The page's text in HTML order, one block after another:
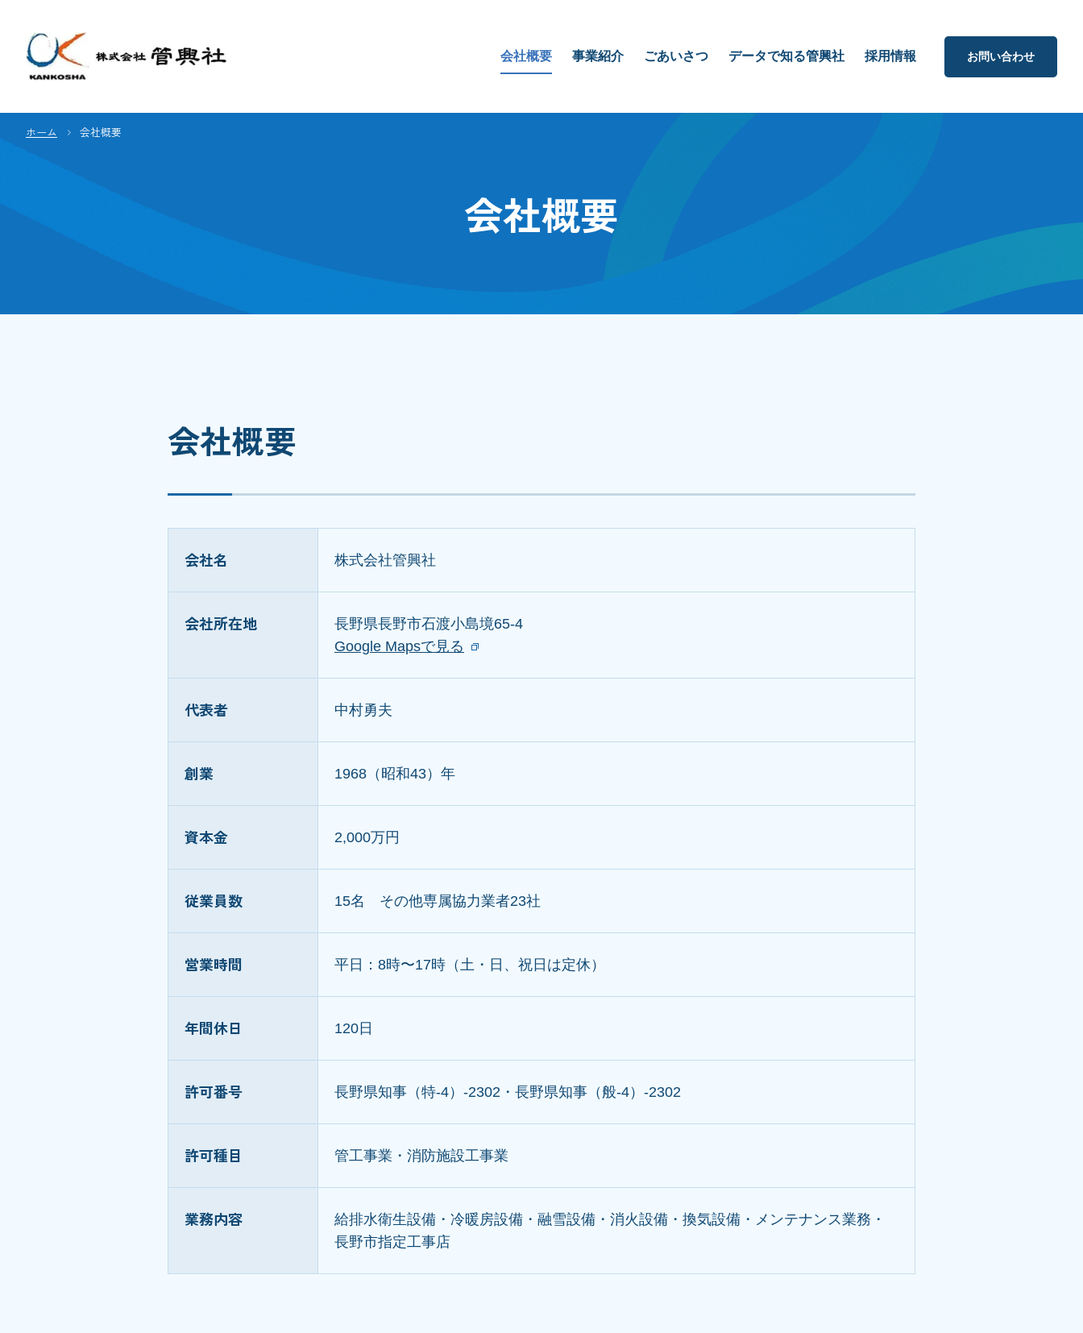
会社概要 事業紹介 ごあいさつ データで知る管興社 採用情報 お問い合わせ
ホーム 会社概要
会社概要
会社概要
会社名 株式会社管興社
会社所在地
長野県長野市石渡小島境65-4
Google Mapsで見る
代表者 中村勇夫
創業 1968（昭和43）年
資本金 2,000万円
従業員数 15名 その他専属協力業者23社
営業時間 平日：8時〜17時（土・日、祝日は定休）
年間休日 120日
許可番号 長野県知事（特-4）-2302・長野県知事（般-4）-2302
許可種目 管工事業・消防施設工事業
業務内容
給排水衛生設備・冷暖房設備・融雪設備・消火設備・換気設備・メンテナンス業務・
長野市指定工事店